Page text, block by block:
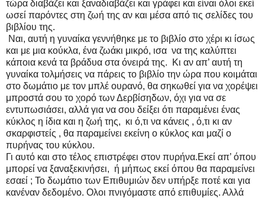
τώρα διαβάζει και ξαναδιαβάζει και γράφει και είναι όλοι εκεί
ωσεί παρόντες στη ζωή της αν και μέσα από τις σελίδες του
βιβλίου της.
Ναι, αυτή η γυναίκα γεννήθηκε με το βιβλίο στο χέρι κι ίσως
και με μια κούκλα, ένα ζωάκι μικρό, ισα να της καλύπτει
κάποια κενά τα βράδυα στα όνειρά της. Κι αν απ’ αυτή τη
γυναίκα τολμήσεις να πάρεις το βιβλίο την ώρα που κοιμάται
στο δωμάτιο με τον μπλέ ουρανό, θα σηκωθεί για να χορέψει
μπροστά σου το χορό των Δερβίσηδων, όχι για να σε
εντυπωσιάσει, αλλά για να σου δείξει ότι παραμένει ένας
κύκλος η ίδια και η ζωή της, κι ό,τι να κάνεις , ό,τι κι αν
σκαρφιστείς , θα παραμείνει εκείνη ο κύκλος και μαζί ο
πυρήνας του κύκλου.
Γι αυτό και στο τέλος επιστρέφει στον πυρήνα.Εκεί απ’ όπου
μπορεί να ξαναξεκινήσει, ή μήπως εκεί όπου θα παραμείνει
εσαεί ; Το δωμάτιο των Επιθυμιών δεν υπήρξε ποτέ και για
κανέναν δεδομένο. Ολοι πνιγόμαστε από επιθυμίες. Αλλά